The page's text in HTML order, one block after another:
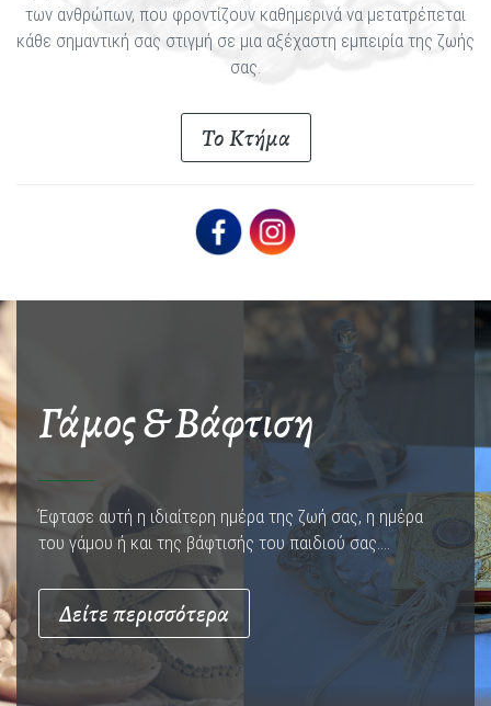
των ανθρώπων, που φροντίζουν καθημερινά να μετατρέπεται
κάθε σημαντική σας στιγμή σε μια αξέχαστη εμπειρία της ζωής
σας.
Το Κτήμα
Γάμος & Βάφτιση
Έφτασε αυτή η ιδιαίτερη ημέρα της ζωή σας, η ημέρα
του γάμου ή και της βάφτισής του παιδιού σας….
Δείτε περισσότερα